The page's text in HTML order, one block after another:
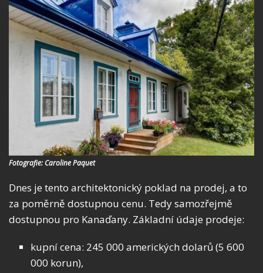
Fotografie: Caroline Paquet
Dnes je tento architektonický poklad na prodej, a to
za poměrně dostupnou cenu. Tedy samozřejmě
dostupnou pro Kanaďany. Základní údaje prodeje:
kupní cena: 245 000 amerických dolarů (5 600
000 korun),